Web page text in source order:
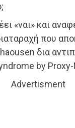
«ναι» και
που
δια
by Proxy-
Advertisment